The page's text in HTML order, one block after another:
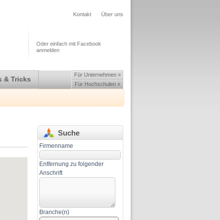
Kontakt Über uns
Oder einfach mit Facebook
anmelden
& Tricks
Für Unternehmen »
Für Hochschulen »
Suche
Firmenname
Entfernung zu folgender
Anschrift
Branche(n)